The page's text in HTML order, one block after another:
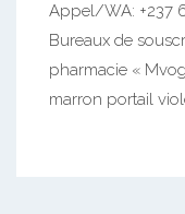
Appel/WA: +237
Bureaux de
pharmacie «
marron portail